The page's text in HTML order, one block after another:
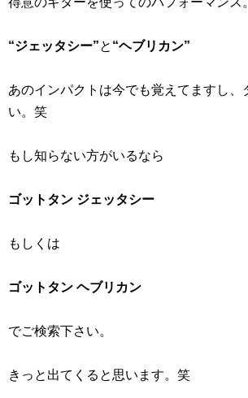
“ジェッタシー”と “ヘブリカン”
あのインパクトは今でも覚えてますし、
い。笑
もし知らない方がいるなら
ゴットタン ジェッタシー
もしくは
ゴットタン ヘブリカン
でご検索下さい。
きっと出てくると思います。笑